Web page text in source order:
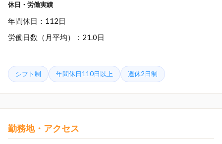
休日・労働実績
年間休日：112日
労働日数（月平均）：21.0日
シフト制 年間休日110日以上 週休2日制
勤務地・アクセス